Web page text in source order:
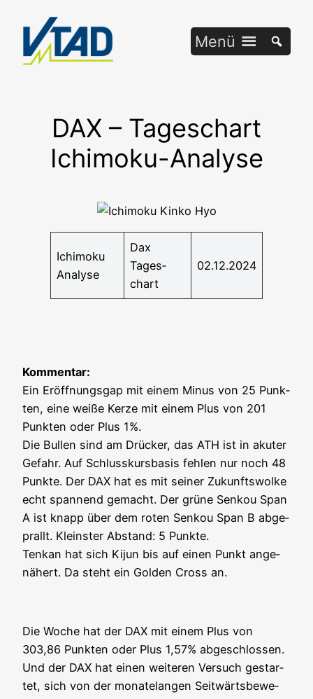
springen
Menü
DAX – Tageschart
Ichimoku-Analyse
Ichi­mo­ku
Analyse
Dax
Tages­
chart
02.12.2024
Kom­men­tar:
Ein Eröff­nungs­gap mit einem Minus von 25 Punk­
ten, eine wei­ße Ker­ze mit einem Plus von 201
Punk­ten oder Plus 1%.
Die Bul­len sind am Drü­cker, das ATH ist in aku­ter
Gefahr. Auf Schluss­kurs­ba­sis feh­len nur noch 48
Punk­te. Der DAX hat es mit sei­ner Zukunfts­wol­ke
echt span­nend gemacht. Der grü­ne Sen­kou Span
A ist knapp über dem roten Sen­kou Span B abge­
prallt. Kleins­ter Abstand: 5 Punk­te.
Ten­kan hat sich Kijun bis auf einen Punkt ange­
nä­hert. Da steht ein Gol­den Cross an.
Die Woche hat der DAX mit einem Plus von
303,86 Punk­ten oder Plus 1,57% abge­schlos­sen.
Und der DAX hat einen wei­te­ren Ver­such gestar­
tet, sich von der mona­te­lan­gen Seit­wärts­be­we­